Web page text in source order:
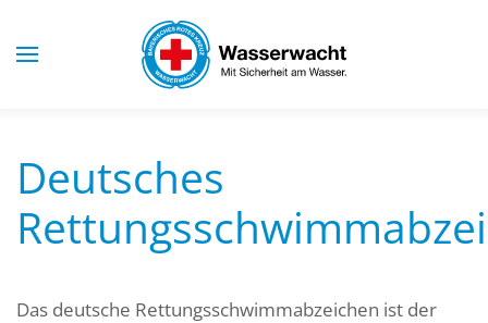
Skip to main content
Deutsches
Das deutsche Rettungsschwimmabzeichen ist der